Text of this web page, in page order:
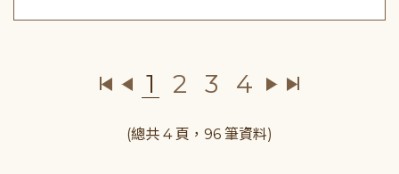
1 2 3 4
(總共 4 頁，96 筆資料)